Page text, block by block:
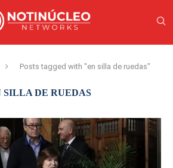
Posts tagged with "en silla de ruedas"
SILLA DE RUEDAS